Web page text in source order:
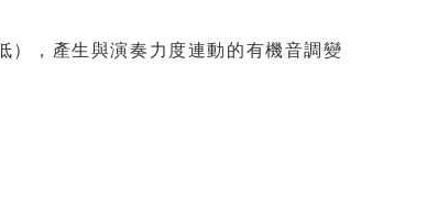
），產生與演奏力度連動的有機音調變